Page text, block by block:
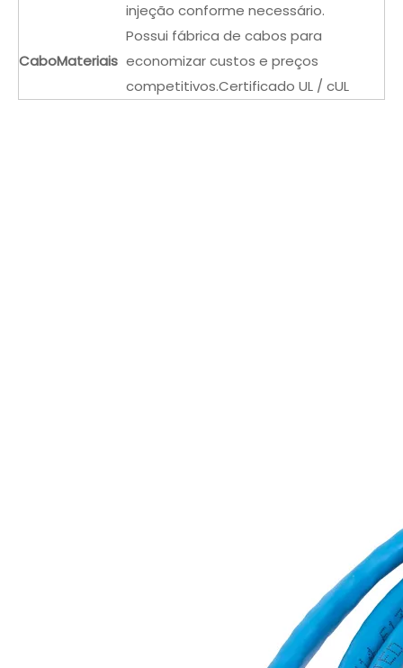
injeção conforme necessário.
CaboMateriais
Possui fábrica de cabos para
economizar custos e preços
competitivos.Certificado UL / cUL